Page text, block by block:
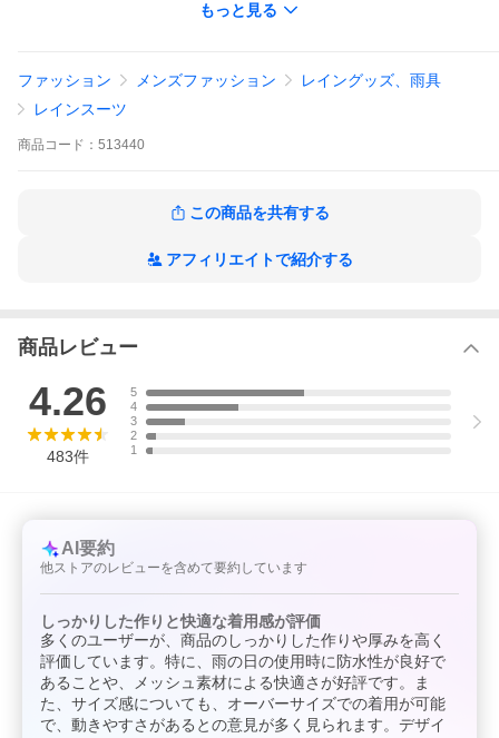
もっと見る
ファッション メンズファッション
レイングッズ、雨具
レインスーツ
商品 コード： 513440
この商品を共有する
アフィリエイトで紹介する
商品レビュー
4.26
483件
5
4
3
2
1
AI要約
他ストアのレビューを含めて要約しています
しっかりした作りと快適な着用感が評価
多くのユーザーが、商品のしっかりした作りや厚みを高く
評価しています。特に、雨の日の使用時に防水性が良好で
あることや、メッシュ素材による快適さが好評です。ま
た、サイズ感についても、オーバーサイズでの着用が可能
で、動きやすさがあるとの意見が多く見られます。デザイ